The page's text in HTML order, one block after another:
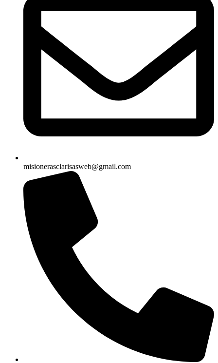
misionerasclarisasweb@gmail.com